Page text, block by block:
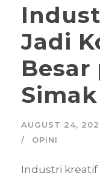
Jadi
Besar
AUGUST 24,
OPINI
Industri kreatif